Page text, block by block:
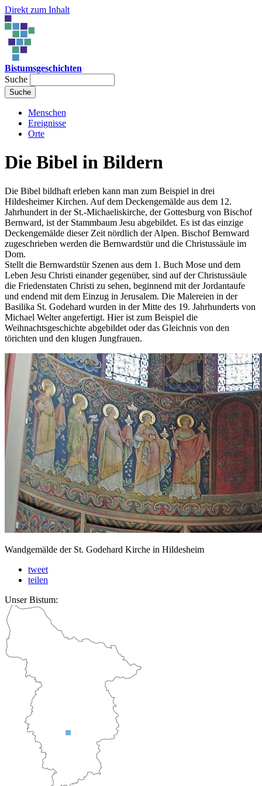
Direkt zum Inhalt
Bistumsgeschichten
Suche
Menschen
Ereignisse
Orte
Die Bibel in Bildern
Die Bibel bildhaft erleben kann man zum Beispiel in drei
Hildesheimer Kirchen. Auf dem Deckengemälde aus dem 12.
Jahrhundert in der St.-Michaeliskirche, der Gottesburg von Bischof
Bernward, ist der Stammbaum Jesu abgebildet. Es ist das einzige
Deckengemälde dieser Zeit nördlich der Alpen. Bischof Bernward
zugeschrieben werden die Bernwardstür und die Christussäule im
Dom.
Stellt die Bernwardstür Szenen aus dem 1. Buch Mose und dem
Leben Jesu Christi einander gegenüber, sind auf der Christussäule
die Friedenstaten Christi zu sehen, beginnend mit der Jordantaufe
und endend mit dem Einzug in Jerusalem. Die Malereien in der
Basilika St. Godehard wurden in der Mitte des 19. Jahrhunderts von
Michael Welter angefertigt. Hier ist zum Beispiel die
Weihnachtsgeschichte abgebildet oder das Gleichnis von den
törichten und den klugen Jungfrauen.
Wandgemälde der St. Godehard Kirche in Hildesheim
tweet
teilen
Unser Bistum: